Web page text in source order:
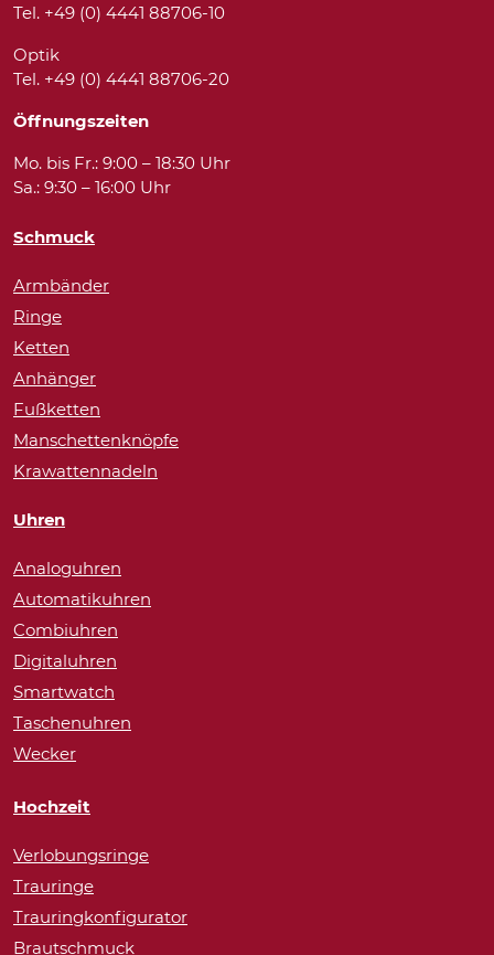
Tel. +49 (0) 4441 88706-10
Optik
Tel. +49 (0) 4441 88706-20
Öffnungszeiten
Mo. bis Fr.: 9:00 – 18:30 Uhr
Sa.: 9:30 – 16:00 Uhr
Schmuck
Armbänder
Ringe
Ketten
Anhänger
Fußketten
Manschettenknöpfe
Krawattennadeln
Uhren
Analoguhren
Automatikuhren
Combiuhren
Digitaluhren
Smartwatch
Taschenuhren
Wecker
Hochzeit
Verlobungsringe
Trauringe
Trauringkonfigurator
Brautschmuck